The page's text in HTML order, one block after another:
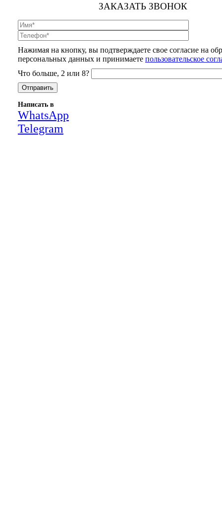
ЗАКАЗАТЬ ЗВОНОК
Нажимая на кнопку, вы подтверждаете свое согласие на
персональных данных и принимаете пользовательское
Что больше, 2 или 8?
Написать в
WhatsApp
Telegram